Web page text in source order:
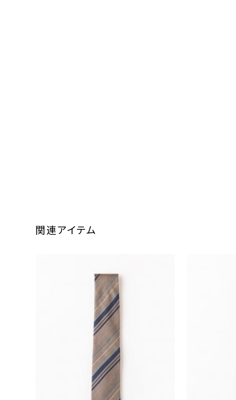
関連アイテム